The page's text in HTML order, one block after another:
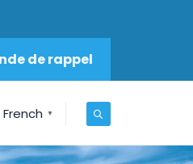
de rappel
French ▼